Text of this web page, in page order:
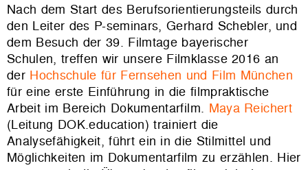
Nach dem Start des Berufsorientierungsteils durch
den Leiter des P-seminars, Gerhard Schebler, und
dem Besuch der 39. Filmtage bayerischer
Schulen, treffen wir unsere Filmklasse 2016 an
der Hochschule für Fernsehen und Film München
für eine erste Einführung in die filmpraktische
Arbeit im Bereich Dokumentarfilm. Maya Reichert
(Leitung DOK.education) trainiert die
Analysefähigkeit, führt ein in die Stilmittel und
Möglichkeiten im Dokumentarfilm zu erzählen. Hier